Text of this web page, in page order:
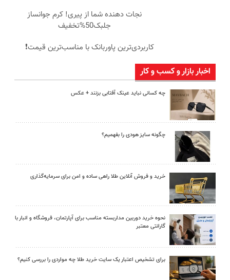
نجات دهنده شما از پیری! کرم جوانساز
جلبک50%تخفیف
کاربردی‌ترین پاوربانک با مناسب‌ترین قیمت❗
اخبار بازار و کسب و کار
چه کسانی نباید عینک آفتابی بزنند + عکس
چگونه سایز هودی را بفهمیم؟
خرید و فروش آنلاین طلا راهی ساده و امن برای سرمایه‌گذاری
نحوه خرید دوربین مداربسته مناسب برای آپارتمان، فروشگاه و انبار با
گارانتی معتبر
برای تشخیص اعتبار یک سایت خرید طلا چه مواردی را بررسی کنیم؟